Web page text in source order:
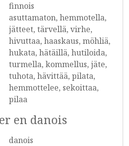
finnois
asuttamaton, hemmotella,
jätteet, tärvellä, virhe,
hivuttaa, haaskaus, möhliä,
hukata, hätäillä, hutiloida,
turmella, kommellus, jäte,
tuhota, hävittää, pilata,
hemmottelee, sekoittaa,
pilaa
en danois
danois